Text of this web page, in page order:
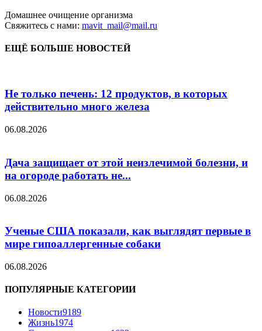
Домашнее очищение организма
Свяжитесь с нами: mavit_mail@mail.ru
ЕЩЁ БОЛЬШЕ НОВОСТЕЙ
Не только печень: 12 продуктов, в которых
действительно много железа
06.08.2026
Дача защищает от этой неизлечимой болезни, и
на огороде работать не...
06.08.2026
Ученые США показали, как выглядят первые в
мире гипоаллергенные собаки
06.08.2026
ПОПУЛЯРНЫЕ КАТЕГОРИИ
Новости9189
Жизнь1974